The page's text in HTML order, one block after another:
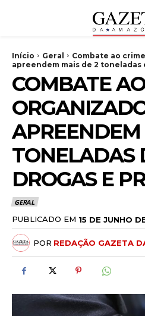
Início Geral
Combate ao
apreendem mais de 2 toneladas
COMBATE
TONELADAS
DROGAS E
GERAL
PUBLICADO EM 15 DE JUNHO
POR REDAÇÃO GAZETA